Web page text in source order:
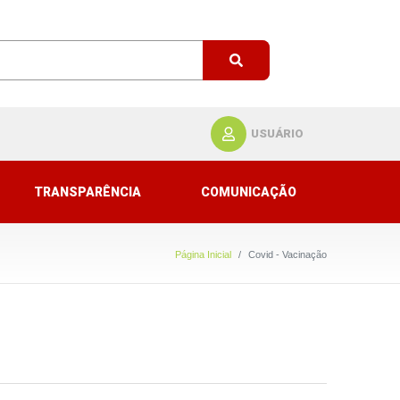
USUÁRIO
TRANSPARÊNCIA COMUNICAÇÃO
Página Inicial Covid - Vacinação